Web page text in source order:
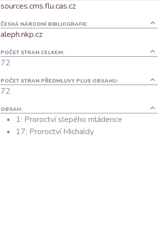
sources.cms.flu.cas.cz
ČESKÁ NÁRODNÍ BIBLIOGRAFIE:
aleph.nkp.cz
POČET STRAN CELKEM:
72
POČET STRAN PŘEDMLUVY PLUS OBSAHU:
72
OBSAH:
1: Proroctví slepého mládence
17: Proroctví Michaldy